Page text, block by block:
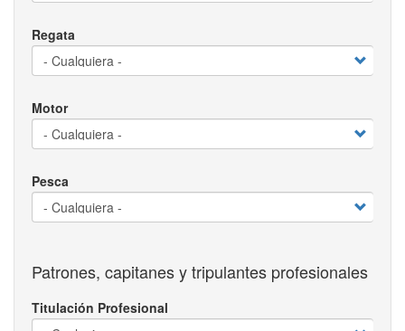
Regata
Motor
Pesca
Patrones, capitanes y tripulantes profesionales
Titulación Profesional